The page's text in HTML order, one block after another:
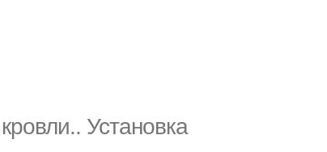
Установка